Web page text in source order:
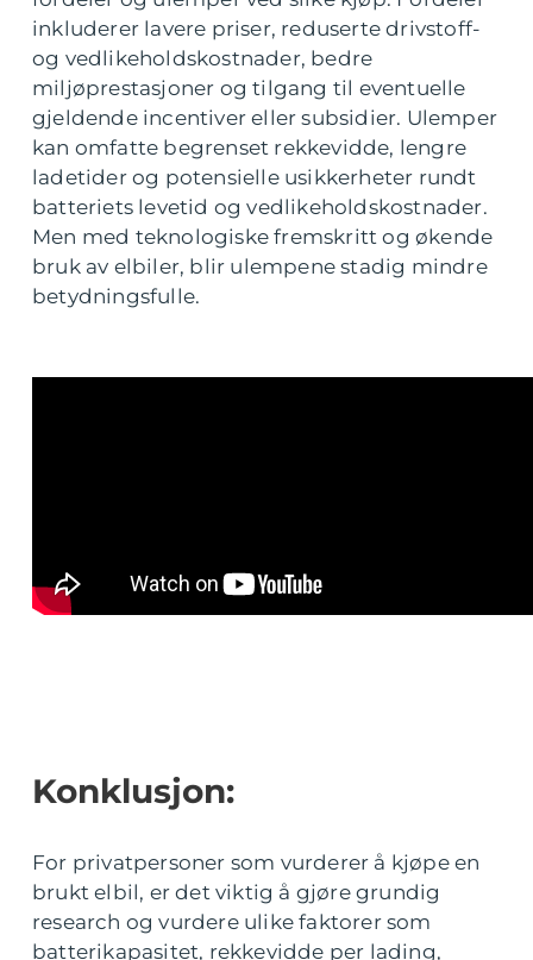
inkluderer lavere priser, reduserte drivstoff-
og vedlikeholdskostnader, bedre
miljøprestasjoner og tilgang til eventuelle
gjeldende incentiver eller subsidier. Ulemper
kan omfatte begrenset rekkevidde, lengre
ladetider og potensielle usikkerheter rundt
batteriets levetid og vedlikeholdskostnader.
Men med teknologiske fremskritt og økende
bruk av elbiler, blir ulempene stadig mindre
betydningsfulle.
Konklusjon:
For privatpersoner som vurderer å kjøpe en
brukt elbil, er det viktig å gjøre grundig
research og vurdere ulike faktorer som
batterikapasitet, rekkevidde per lading,